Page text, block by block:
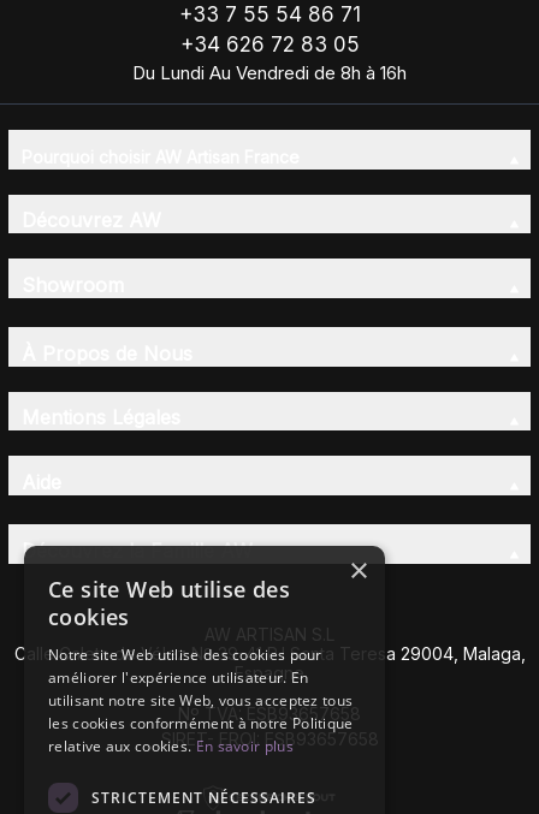
+33 7 55 54 86 71
+34 626 72 83 05
Du Lundi Au Vendredi de 8h à 16h
Découvrez la Famille AW
AW ARTISAN S.L
Calle Caleta de Vélez Nº 39-41 P.I Santa Teresa 29004, Malaga,
Espagne
Nº TVA: ESB93657658
SIRET- EROI: ESB93657658
×
Ce site Web utilise des
cookies
Notre site Web utilise des cookies pour
améliorer l'expérience utilisateur. En
utilisant notre site Web, vous acceptez tous
les cookies conformément à notre Politique
relative aux cookies.En savoir plus
STRICTEMENT NÉCESSAIRES